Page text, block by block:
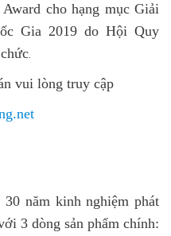
cho hạng mục Giải
Gia 2019 do Hội Quy
.
vui lòng truy cập
năm kinh nghiệm phát
3 dòng sản phẩm chính: